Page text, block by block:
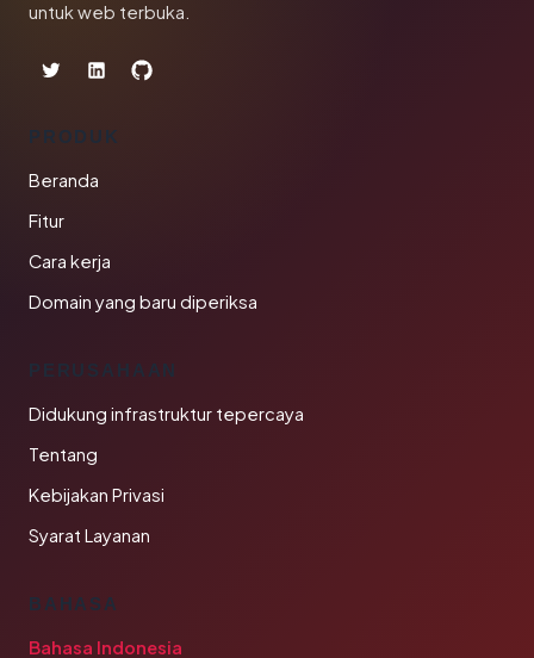
untuk web terbuka.
PRODUK
Beranda
Fitur
Cara kerja
Domain yang baru diperiksa
PERUSAHAAN
Didukung infrastruktur tepercaya
Tentang
Kebijakan Privasi
Syarat Layanan
BAHASA
Bahasa Indonesia